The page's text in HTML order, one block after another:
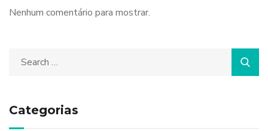
Nenhum comentário para mostrar.
Categorias